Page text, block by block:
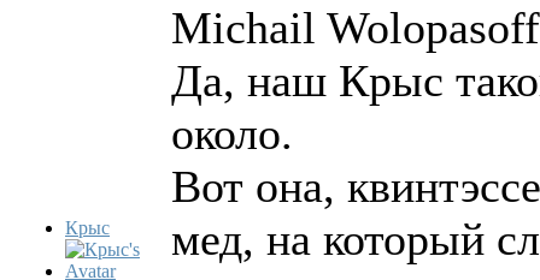
Крыс
Michail
Да, наш Крыс
около.
Вот она,
мед, на который